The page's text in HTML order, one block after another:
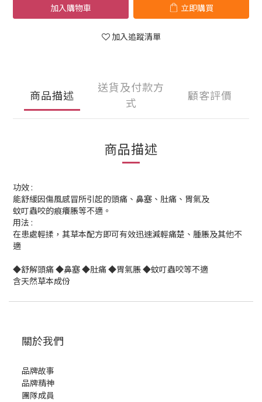
加入購物車 立即購買
加入追蹤清單
商品描述
送貨及付款方
式
顧客評價
商品描述
功效 :
能舒緩因傷風感冒所引起的頭痛、鼻塞、肚痛、胃氣及
蚊叮蟲咬的痕癢脹等不適。
用法 :
在患處輕揉，其草本配方即可有效迅速減輕痛楚、腫脹及其他不
適
◆舒解頭痛 ◆鼻塞 ◆肚痛 ◆胃氣脹 ◆蚊叮蟲咬等不適
含天然草本成份
關於我們
品牌故事
品牌精神
團隊成員